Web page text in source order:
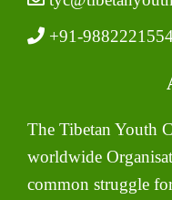
+91-
The Tibetan Youth
worldwide
common struggle